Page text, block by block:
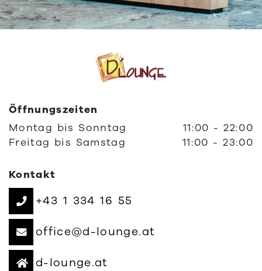
Öffnungszeiten
Montag bis Sonntag 11:00 -22:00
Freitag bis Samstag 11:00 -23:00
Kontakt
+43 1 334 16 55
office@d-lounge.at
d-lounge.at